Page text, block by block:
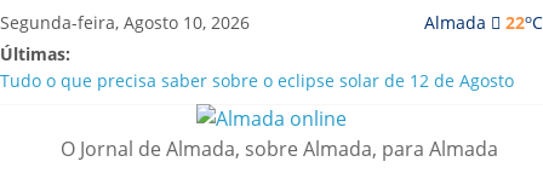
Saltar
para
conteúdo
Almada 22oC
Segunda-feira, Agosto 10, 2026
Últimas:
Tudo o que precisa saber sobre o eclipse solar de 12 de Agosto
Caparica | Orchestra GMO traz “Música sem Fronteiras” a Porto
Laranjeiro | Detido por tráfico de droga e posse de arma proibida
O Jornal de Almada, sobre Almada, para Almada